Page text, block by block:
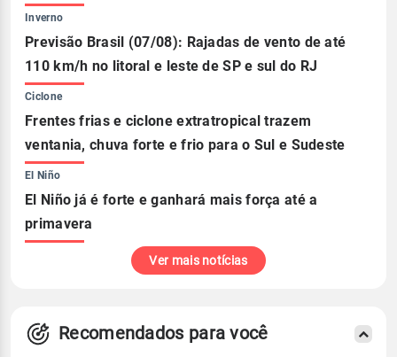
Inverno
Previsão Brasil (07/08): Rajadas de vento de até
110 km/h no litoral e leste de SP e sul do RJ
Ciclone
Frentes frias e ciclone extratropical trazem
ventania, chuva forte e frio para o Sul e Sudeste
El Niño
El Niño já é forte e ganhará mais força até a
primavera
Ver mais notícias
Recomendados para você